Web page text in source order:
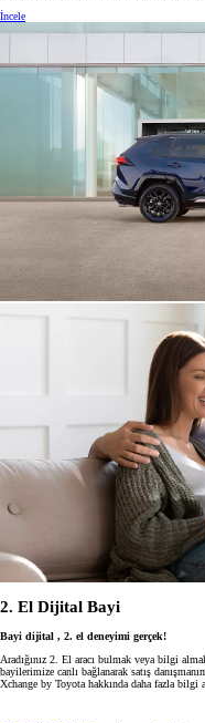
İncele
2. El Dijital Bayi
Bayi dijital , 2. el deneyimi gerçek!
Aradığınız 2. El aracı bulmak veya bilgi
bayilerimize canlı bağlanarak satış
Xchange by Toyota hakkında daha fazla bilgi